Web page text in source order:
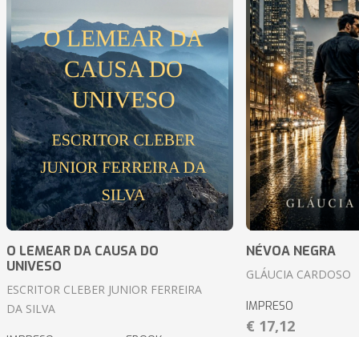
O LEMEAR DA CAUSA DO
UNIVESO
ESCRITOR CLEBER JUNIOR FERREIRA
DA SILVA
NÉVOA NEGRA
GLÁUCIA CARDOSO
IMPRESO
€ 17,12